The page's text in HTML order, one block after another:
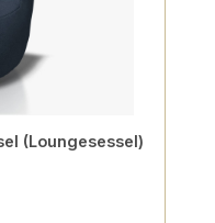
(Loungesessel)